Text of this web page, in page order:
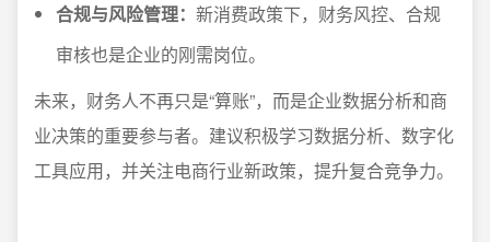
合规与风险管理： 新消费政策下，财务风控、合规
审核也是企业的刚需岗位。
未来，财务人不再只是“算账”，而是企业数据分析和商
业决策的重要参与者。建议积极学习数据分析、数字化
工具应用，并关注电商行业新政策，提升复合竞争力。